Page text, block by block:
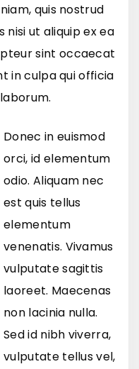
quis nostrud
ut aliquip ex ea
sint occaecat
in culpa qui officia
Donec in euismod
orci, id elementum
odio. Aliquam nec
est quis tellus
elementum
venenatis. Vivamus
vulputate sagittis
laoreet. Maecenas
non lacinia nulla.
Sed id nibh viverra,
vulputate tellus vel,